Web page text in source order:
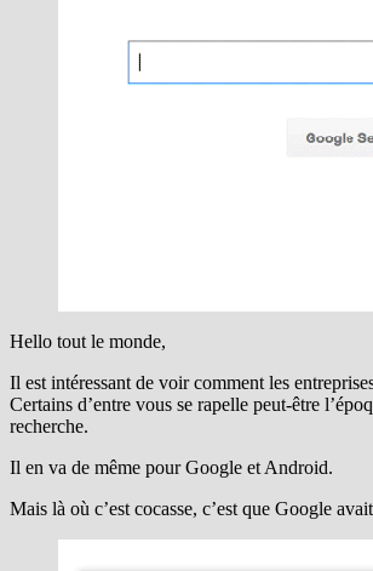
Hello tout le monde,
Il est intéressant de voir comment les
Certains d’entre vous se rapelle peut-être
recherche.
Il en va de même pour Google et Android.
Mais là où c’est cocasse, c’est que Google